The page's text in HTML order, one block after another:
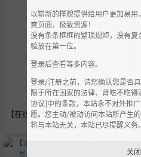
【在线套图】XiuRen秀人网 No.940
6 杏子Yada
以崭新的样貌提供给用户更加易
爽页面，极致资源！
没有条条框框的繁琐规矩，没有
验放在第一位。
登录后查看等多内容。
登录/注册之前，请您确认您是否
限于所在国家的法律、肾吃不吃
协议]中的条款，本站永不对外推
愿。您主动/被动访问本站所产生
将与本站无关，本站已尽提醒义务。
关闭